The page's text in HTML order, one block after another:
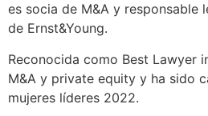
es socia de M&A y responsable
de Ernst&Young.
Reconocida como Best Lawyer
M&A y private equity y ha sido
mujeres líderes 2022.